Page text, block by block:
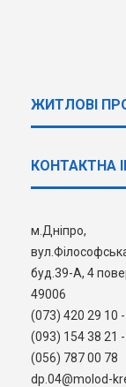
ЖИТЛОВІ
КОНТАКТНА
м.Дніпро,
буд.39-А, 4
49006
(073) 420 29 10
(093) 154 38 21
(056) 787 00 78
dp.04@molod-